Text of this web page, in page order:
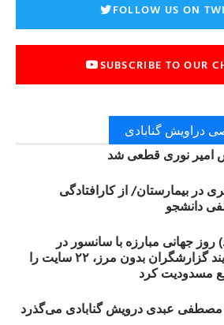
FOLLOW US ON
SUBSCRIBE TO OUR
دراویش گنابادی
نوری قطعی شد
در بیمارستان/ از کارافتادگی
اسفند) روز جهانی مبارزه با سانسور در
اینترنت: #آزادی هم‌آیند گزارشگران‌ بدون مرز، ۲۲ سایت را
مسدودیت کرد
عبدی درویش گنابادی می‌گذرد